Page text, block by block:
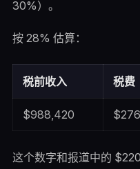
30%）。
按 28% 估算：
税前收入 税费
$988,420
这个数字和报道中的